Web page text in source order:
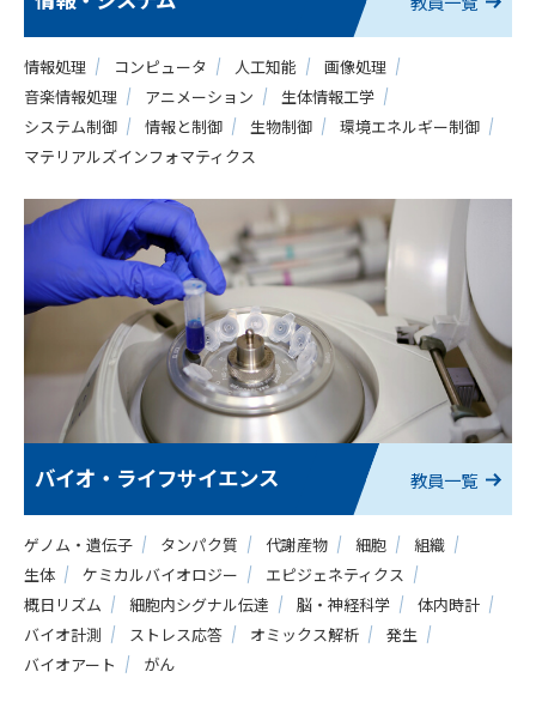
情報処理 コンピュータ 人工知能
画像処理
音楽情報処理
アニメーション
生体情報工学
システム制御
情報と制御 生物制御
環境エネルギー制御
マテリアルズインフォマティクス
バイオ・ライフサイエンス 教員一覧
ゲノム・遺伝子 タンパク質 代謝産物 細胞
組織
生体
ケミカルバイオロジー
エピジェネティクス
概日リズム
細胞内シグナル伝達 脳・神経科学
体内時計
バイオ計測
ストレス応答 オミックス解析
発生
バイオアート
がん